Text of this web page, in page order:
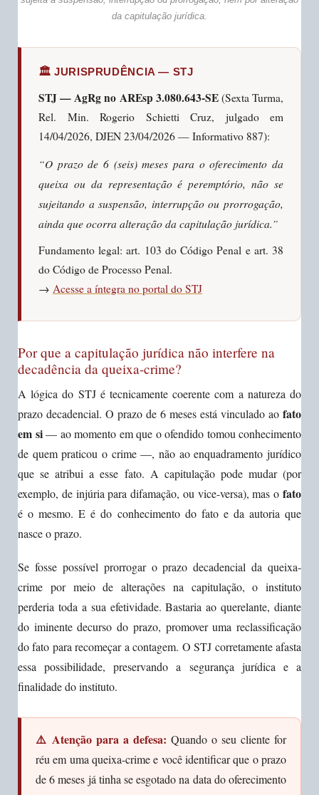
da capitulação jurídica.
🏛️ JURISPRUDÊNCIA — STJ
STJ — AgRg no AREsp 3.080.643-SE(Sexta Turma,
Rel. Min. Rogerio Schietti Cruz, julgado em
14/04/2026, DJEN 23/04/2026 — Informativo 887):
“O prazo de 6 (seis) meses para o oferecimento da
queixa ou da representação é peremptório, não se
sujeitando a suspensão, interrupção ou prorrogação,
ainda que ocorra alteração da capitulação jurídica.”
Fundamento legal: art. 103 do Código Penal e art. 38
do Código de Processo Penal.
→ Acesse a íntegra no portal do STJ
Por que a capitulação jurídica não interfere na
decadência da queixa-crime?
A lógica do STJ é tecnicamente coerente com a natureza do
prazo decadencial. O prazo de 6 meses está vinculado ao fato
em si— ao momento em que o ofendido tomou conhecimento
de quem praticou o crime —, não ao enquadramento jurídico
que se atribui a esse fato. A capitulação pode mudar (por
exemplo, de injúria para difamação, ou vice-versa), mas o fato
é o mesmo. E é do conhecimento do fato e da autoria que
nasce o prazo.
Se fosse possível prorrogar o prazo decadencial da queixa-
crime por meio de alterações na capitulação, o instituto
perderia toda a sua efetividade. Bastaria ao querelante, diante
do iminente decurso do prazo, promover uma reclassificação
do fato para recomeçar a contagem. O STJ corretamente afasta
essa possibilidade, preservando a segurança jurídica e a
finalidade do instituto.
⚠️ Atenção para a defesa: Quando o seu cliente for
réu em uma queixa-crime e você identificar que o prazo
de 6 meses já tinha se esgotado na data do oferecimento